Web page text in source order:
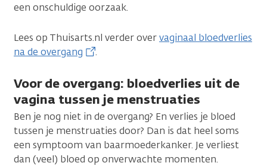
een onschuldige oorzaak.
Lees op Thuisarts.nl verder overvaginaal bloedverlies
na de overgang
.
Voor de overgang: bloedverlies uit de
vagina tussen je menstruaties
Ben je nog niet in de overgang? En verlies je bloed
tussen je menstruaties door? Dan is dat heel soms
een symptoom van baarmoederkanker. Je verliest
dan (veel) bloed op onverwachte momenten.